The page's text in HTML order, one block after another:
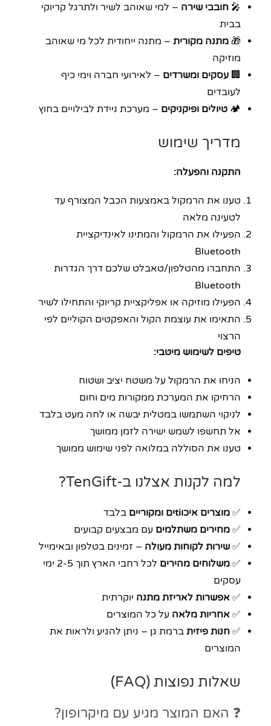
🎤 חובבי שירה – למי שאוהב לשיר ולתרגל קריוקי
בבית
🎁 מתנה מקורית – מתנה ייחודית לכל מי שאוהב
מוזיקה
🏢 עסקים ומשרדים – לאירועי חברה וימי כיף
לעובדים
🏕️ טיולים ופיקניקים – מערכת ניידת לבילויים בחוץ
מדריך שימוש
התקנה והפעלה:
טענו את הרמקול באמצעות הכבל המצורף עד
לטעינה מלאה
הפעילו את הרמקול והמתינו לאינדיקציית
Bluetooth
התחברו מהטלפון/טאבלט שלכם דרך הגדרות
Bluetooth
הפעילו מוזיקה או אפליקציית קריוקי והתחילו לשיר
התאימו את עוצמת הקול והאפקטים הקוליים לפי
הרצוי
טיפים לשימוש מיטבי:
הניחו את הרמקול על משטח יציב ושטוח
הרחיקו את המערכת ממקורות מים וחום
לניקוי השתמשו במטלית יבשה או לחה מעט בלבד
אל תחשפו לשמש ישירה לזמן ממושך
טענו את הסוללה במלואה לפני שימוש ממושך
למה לקנות אצלנו ב-TenGift?
✅ מוצרים איכוtiים ומקוריים
בלבד
✅ מחירים משתלמים עם מבצעים קבועים
✅ שירות לקוחות מעולה – זמינים בטלפון ובאימייל
✅ משלוחים מהירים
לכל רחבי הארץ תוך 2-5 ימי
עסקים
✅ אפשרות לאריזת מתנה יוקרתית
✅ אחריות מלאה על כל המוצרים
✅ חנות פיזית ברמת גן – ניתן להגיע ולראות את
המוצרים
שאלות נפוצות (FAQ)
❓ האם המוצר מגיע עם מיקרופון?